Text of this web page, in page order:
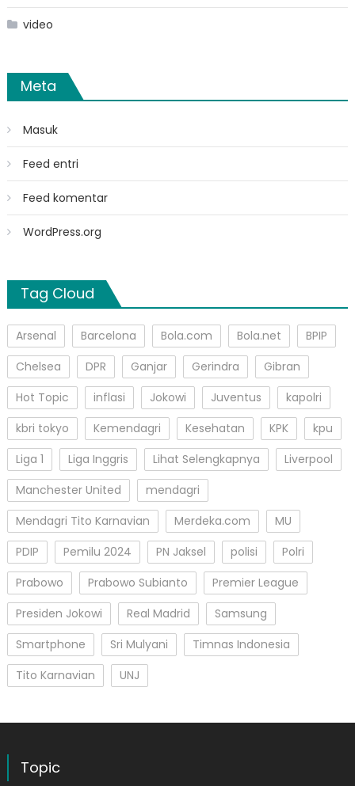
video
Meta
Masuk
Feed entri
Feed komentar
WordPress.org
Tag Cloud
Arsenal Barcelona Bola.com Bola.net
BPIP
Chelsea
DPR Ganjar Gerindra
Gibran
Hot Topic
inflasi Jokowi Juventus
kapolri
kbri tokyo
Kemendagri Kesehatan KPK
kpu
Liga 1
Liga Inggris Lihat Selengkapnya
Liverpool
Manchester United
mendagri
Mendagri Tito Karnavian
Merdeka.com
MU
PDIP
Pemilu 2024 PN Jaksel polisi
Polri
Prabowo
Prabowo Subianto
Premier League
Presiden Jokowi
Real Madrid
Samsung
Smartphone
Sri Mulyani
Timnas Indonesia
Tito Karnavian
UNJ
Topic